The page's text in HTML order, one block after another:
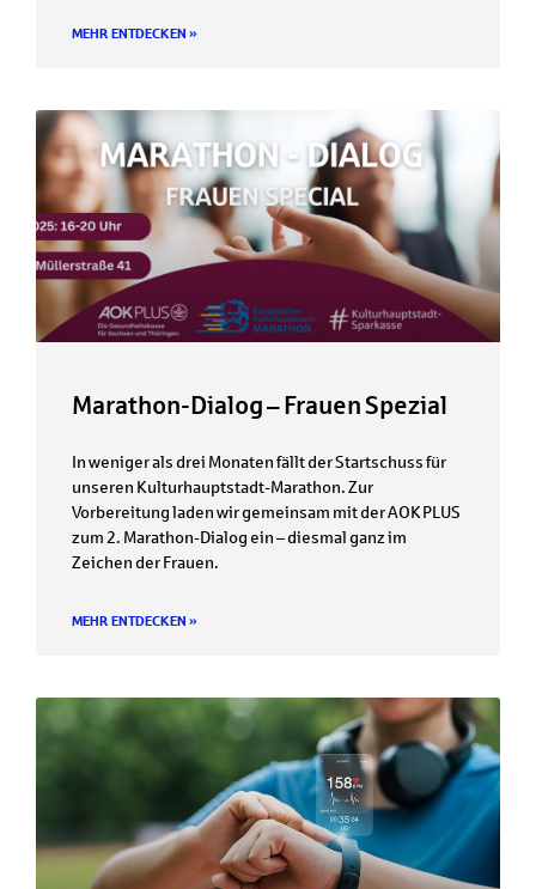
MEHR ENTDECKEN »
Marathon-Dialog – Frauen Spezial
In weniger als drei Monaten fällt der Startschuss für
unseren Kulturhauptstadt-Marathon. Zur
Vorbereitung laden wir gemeinsam mit der AOK PLUS
zum 2. Marathon-Dialog ein – diesmal ganz im
Zeichen der Frauen.
MEHR ENTDECKEN »